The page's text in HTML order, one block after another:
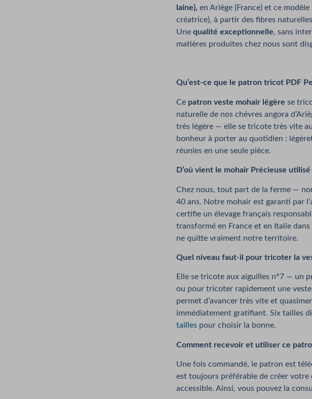
laine), en Ariège (France) et ce
créatrice), à partir des fibres
Une qualité exceptionnelle, sans
matières produites chez nous sont
Qu’est-ce que le patron tricot PDF
Ce patron veste mohair légère se
naturelle de nos chèvres angora
très légère — elle se tricote très vite
bonheur à porter au quotidien :
réunies en une seule pièce.
D’où vient le mohair Précieuse
Chez nous, tout part de la ferme —
40 ans. Notre mohair est garanti par
certifie un élevage français
transformé en France et en Italie
ne quitte vraiment notre territoire.
Quel niveau faut-il pour tricoter la
Elle se tricote aux aiguilles n°7 — un
ou pour tricoter rapidement une
permet d’avancer très vite et
immédiatement gratifiant. Six tailles
taillespour choisir la bonne.
Comment recevoir et utiliser ce
Une fois commandé, le patron est
est toujours préférable de créer
accessible. Ainsi, vous pouvez la